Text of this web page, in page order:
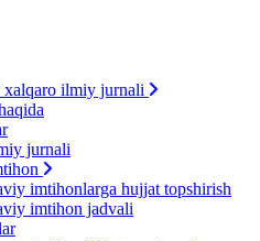
ilmiy jurnali
jurnali
imtihonlarga hujjat topshirish
imtihon jadvali